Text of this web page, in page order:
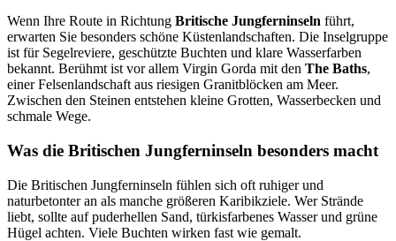
Wenn Ihre Route in Richtung Britische Jungferninseln führt,
erwarten Sie besonders schöne Küstenlandschaften. Die Inselgruppe
ist für Segelreviere, geschützte Buchten und klare Wasserfarben
bekannt. Berühmt ist vor allem Virgin Gorda mit den The Baths,
einer Felsenlandschaft aus riesigen Granitblöcken am Meer.
Zwischen den Steinen entstehen kleine Grotten, Wasserbecken und
schmale Wege.
Was die Britischen Jungferninseln besonders macht
Die Britischen Jungferninseln fühlen sich oft ruhiger und
naturbetonter an als manche größeren Karibikziele. Wer Strände
liebt, sollte auf puderhellen Sand, türkisfarbenes Wasser und grüne
Hügel achten. Viele Buchten wirken fast wie gemalt.